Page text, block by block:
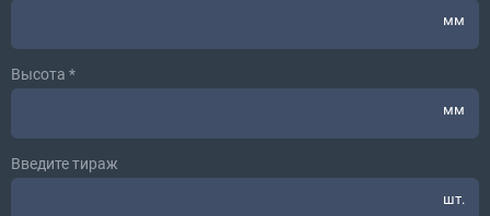
мм
Высота *
мм
Введите тираж
шт.